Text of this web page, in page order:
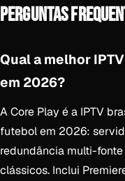
PERGUNTAS
Qual a melhor
em 2026?
A Core Play é a IPTV
futebol em 2026:
redundância multi-
clássicos. Inclui